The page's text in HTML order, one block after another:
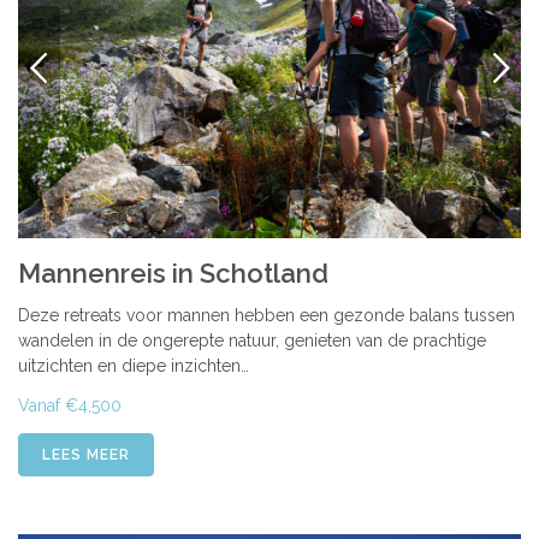
VORIGE
Mannenreis in Schotland
Deze retreats voor mannen hebben een gezonde balans tussen
wandelen in de ongerepte natuur, genieten van de prachtige
uitzichten en diepe inzichten…
Vanaf €4,500
LEES MEER